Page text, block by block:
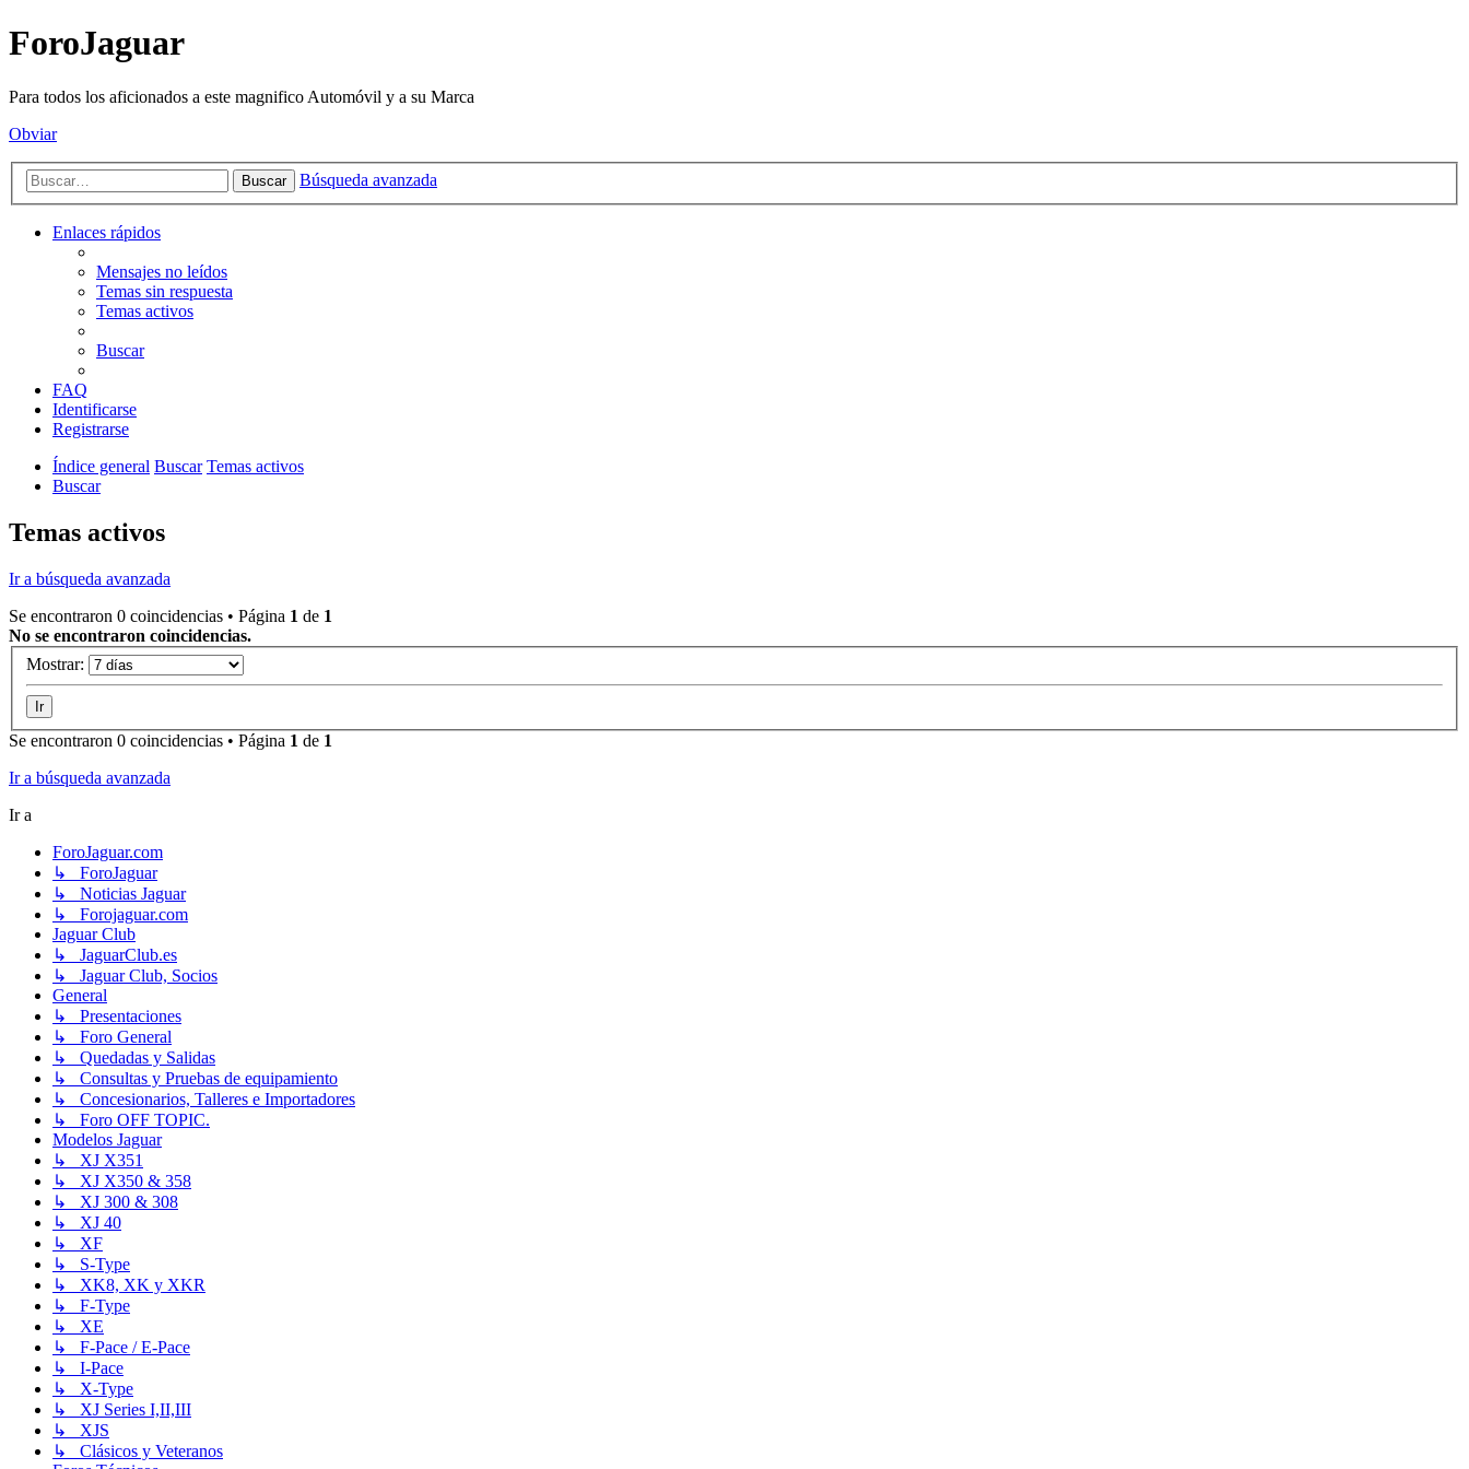
ForoJaguar
Para todos los aficionados a este magnifico Automóvil y a su Marca
Obviar
Buscar Búsqueda avanzada
Enlaces rápidos
Mensajes no leídos
Temas sin respuesta
Temas activos
Buscar
FAQ
Identificarse
Registrarse
Índice general Buscar Temas activos
Buscar
Temas activos
Ir a búsqueda avanzada
Se encontraron 0 coincidencias • Página 1 de 1
No se encontraron coincidencias.
Mostrar:
Se encontraron 0 coincidencias • Página 1 de 1
Ir a búsqueda avanzada
Ir a
ForoJaguar.com
↳ ForoJaguar
↳ Noticias Jaguar
↳ Forojaguar.com
Jaguar Club
↳ JaguarClub.es
↳ Jaguar Club, Socios
General
↳ Presentaciones
↳ Foro General
↳ Quedadas y Salidas
↳ Consultas y Pruebas de equipamiento
↳ Concesionarios, Talleres e Importadores
↳ Foro OFF TOPIC.
Modelos Jaguar
↳ XJ X351
↳ XJ X350 & 358
↳ XJ 300 & 308
↳ XJ 40
↳ XF
↳ S-Type
↳ XK8, XK y XKR
↳ F-Type
↳ XE
↳ F-Pace / E-Pace
↳ I-Pace
↳ X-Type
↳ XJ Series I,II,III
↳ XJS
↳ Clásicos y Veteranos